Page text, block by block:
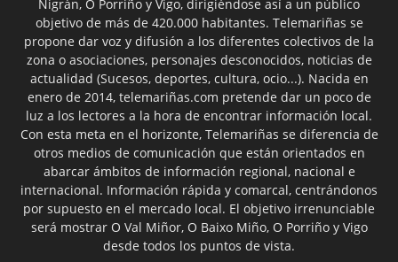
Nigrán, O Porriño y Vigo, dirigiéndose así a un público
objetivo de más de 420.000 habitantes. Telemariñas se
propone dar voz y difusión a los diferentes colectivos de la
zona o asociaciones, personajes desconocidos, noticias de
actualidad (Sucesos, deportes, cultura, ocio...). Nacida en
enero de 2014, telemariñas.com pretende dar un poco de
luz a los lectores a la hora de encontrar información local.
Con esta meta en el horizonte, Telemariñas se diferencia de
otros medios de comunicación que están orientados en
abarcar ámbitos de información regional, nacional e
internacional. Información rápida y comarcal, centrándonos
por supuesto en el mercado local. El objetivo irrenunciable
será mostrar O Val Miñor, O Baixo Miño, O Porriño y Vigo
desde todos los puntos de vista.